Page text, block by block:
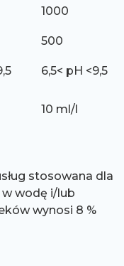
1000
500
6,5< pH <9,5
10 ml/l
stosowana dla
wodę i/lub
wynosi 8 %